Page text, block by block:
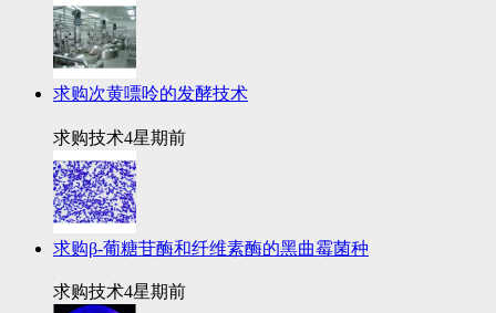
求购次黄嘌呤的发酵技术
求购技术4星期前
求购β-葡糖苷酶和纤维素酶的黑曲霉菌种
求购技术4星期前